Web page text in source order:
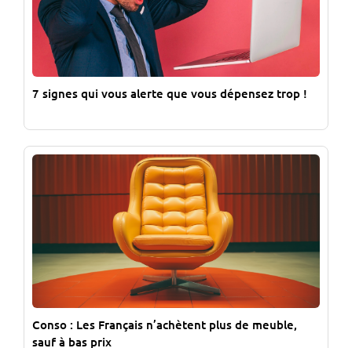
7 signes qui vous alerte que vous dépensez trop !
Conso : Les Français n’achètent plus de meuble,
sauf à bas prix